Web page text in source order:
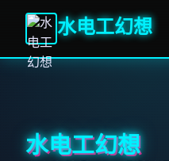
水电工幻想
水电工幻想